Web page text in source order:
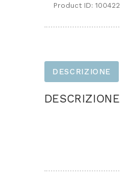
Product ID: 100422
DESCRIZIONE
DESCRIZIONE